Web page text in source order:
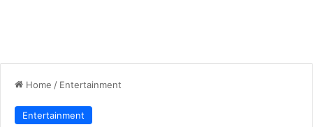
Home / Entertainment
Entertainment